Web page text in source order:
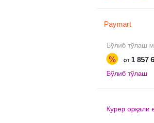
Paymart
Бўлиб тўлаш
% от 1 857
Бўлиб тўлаш
Курер орқали